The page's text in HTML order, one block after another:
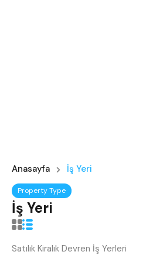
Anasayfa İş Yeri
Property Type
İş Yeri
Satılık Kiralık Devren İş Yerleri